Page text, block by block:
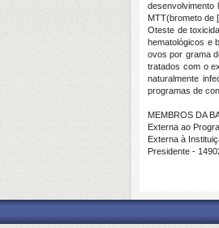
MTT(brometo de
Oteste de
hematológicos e
ovos por grama
tratados com o
naturalmente
programas de
MEMBROS DA
Externa ao
Externa à
Presidente -